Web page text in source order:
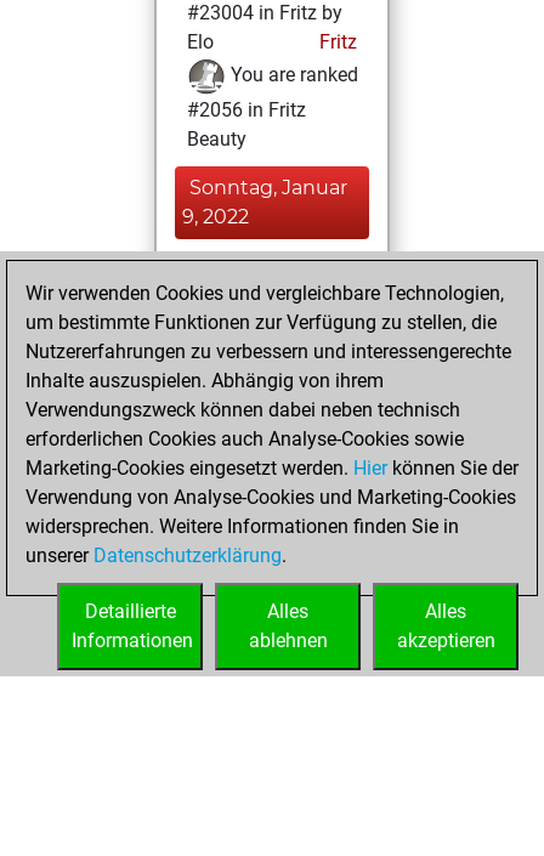
#23004 in Fritz by
Elo
Fritz
You are ranked
#2056 in Fritz
Beauty
Sonntag, Januar
9, 2022
BeautyScore of 222
Fritz
achieved a new Elo
of 1420
Freitag,
September 17,
2021
You created
your Fritz account
Wir verwenden Cookies und vergleichbare Technologien,
um bestimmte Funktionen zur Verfügung zu stellen, die
Nutzererfahrungen zu verbessern und interessengerechte
Inhalte auszuspielen. Abhängig von ihrem
Verwendungszweck können dabei neben technisch
erforderlichen Cookies auch Analyse-Cookies sowie
Marketing-Cookies eingesetzt werden. Hierkönnen Sie der
Verwendung von Analyse-Cookies und Marketing-Cookies
widersprechen. Weitere Informationen finden Sie in
unserer Datenschutzerklärung.
Alles
akzeptieren
Alles
ablehnen
Detaillierte
Informationen